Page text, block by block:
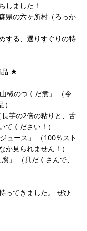
しました！
県の六ヶ所村（ろっか
する、選りすぐりの特
品 ★
椒のつくだ煮」 （令
芋の2倍の粘りと、舌
てください！）
ュース」 （100％スト
か見られません！）
」 （具だくさんで、
ってきました。 ぜひ